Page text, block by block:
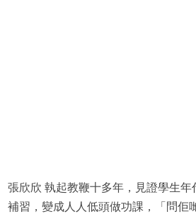
張欣欣 執起教鞭十多年，見證學生年
補習，變成人人低頭做功課，「問佢